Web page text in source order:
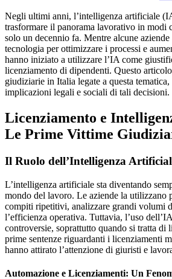
Negli ultimi anni, l’intelligenza artificiale
trasformare il panorama lavorativo in modi
solo un decennio fa. Mentre alcune
tecnologia per ottimizzare i processi e
hanno iniziato a utilizzare l’IA come
licenziamento di dipendenti. Questo
giudiziarie in Italia legate a questa
implicazioni legali e sociali di tali decisioni.
Licenziamento e
Le Prime Vittime
Il Ruolo dell’Intelligenza
L’intelligenza artificiale sta diventando
mondo del lavoro. Le aziende la utilizzano
compiti ripetitivi, analizzare grandi volumi
l’efficienza operativa. Tuttavia, l’uso
controversie, soprattutto quando si tratta di
prime sentenze riguardanti i licenziamenti
hanno attirato l’attenzione di giuristi e
Automazione e Licenziamenti: Un